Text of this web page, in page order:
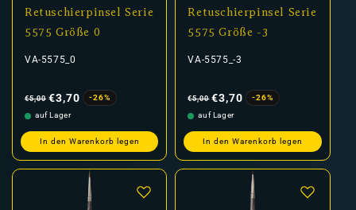
Retuschierpinsel Serie
5575 Größe 0
VA-5575_0
Preis
€5,00 €3,70
-26%
auf Lager
In den Warenkorb legen
Retuschierpinsel Serie
5575 Größe -3
VA-5575_-3
Preis
€5,00 €3,70
-26%
auf Lager
In den Warenkorb legen